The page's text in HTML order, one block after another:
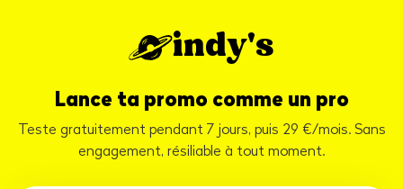
indy's
Lance ta promo comme un pro
Teste gratuitement pendant 7 jours, puis 29 €/mois. Sans
engagement, résiliable à tout moment.